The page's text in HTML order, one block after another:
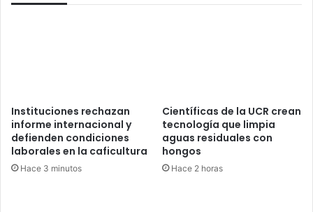
Instituciones rechazan
informe internacional y
defienden condiciones
laborales en la caficultura
Hace 3 minutos
Científicas de la UCR crean
tecnología que limpia
aguas residuales con
hongos
Hace 2 horas